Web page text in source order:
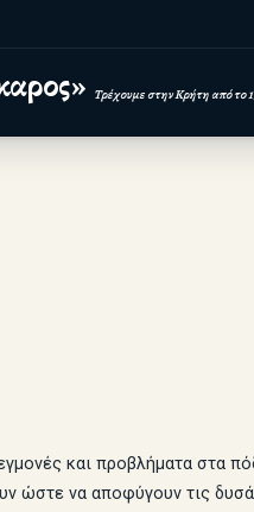
Τρέχουμε στην Κρήτη από το
και προβλήματα στα
ώστε να αποφύγουν τις